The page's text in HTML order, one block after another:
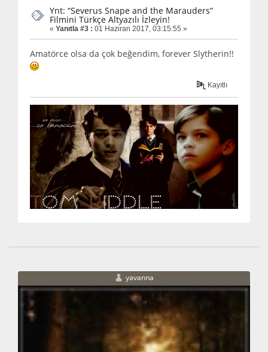
Ynt: “Severus Snape and the Marauders”
Filmini Türkçe Altyazılı İzleyin!
« Yanıtla #3 : 01 Haziran 2017, 03:15:55 »
Amatörce olsa da çok beğendim, forever Slytherin!!
Kayıtlı
yavanna